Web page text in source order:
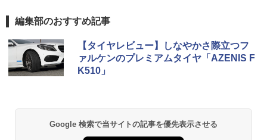
編集部のおすすめ記事
【タイヤレビュー】しなやかさ際立つフ
ァルケンのプレミアムタイヤ「AZENIS F
K510」
Google 検索で当サイトの記事を優先表示させる